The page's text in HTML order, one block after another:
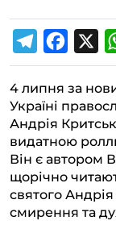
e
l
e
g
r
a
m
a
c
e
b
o
o
k
4 липня за
Україні
Андрія
видатною
Він є автором
щорічно
святого
смирення та